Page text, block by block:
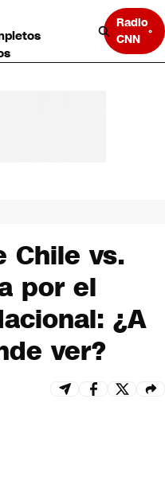
Radio
CNN
Chile vs.
por el
¿A
ver?